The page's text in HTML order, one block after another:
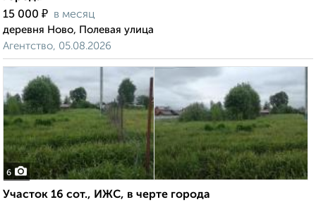
15 000 ₽ в месяц
деревня Ново, Полевая улица
Агентство, 05.08.2026
6
Участок 16 сот., ИЖС, в черте города